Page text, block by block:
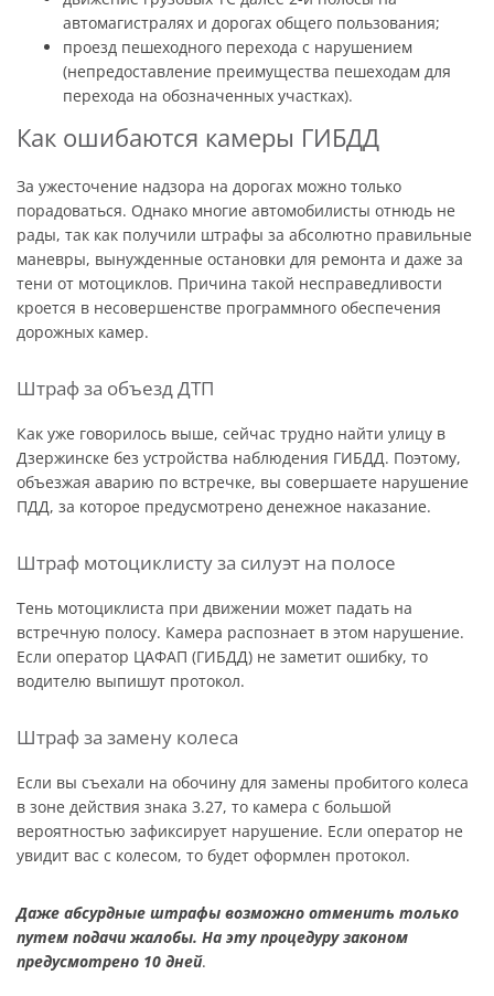
автомагистралях и дорогах общего пользования;
проезд пешеходного перехода с нарушением
(непредоставление преимущества пешеходам для
перехода на обозначенных участках).
Как ошибаются камеры ГИБДД
За ужесточение надзора на дорогах можно только
порадоваться. Однако многие автомобилисты отнюдь не
рады, так как получили штрафы за абсолютно правильные
маневры, вынужденные остановки для ремонта и даже за
тени от мотоциклов. Причина такой несправедливости
кроется в несовершенстве программного обеспечения
дорожных камер.
Штраф за объезд ДТП
Как уже говорилось выше, сейчас трудно найти улицу в
Дзержинске без устройства наблюдения ГИБДД. Поэтому,
объезжая аварию по встречке, вы совершаете нарушение
ПДД, за которое предусмотрено денежное наказание.
Штраф мотоциклисту за силуэт на полосе
Тень мотоциклиста при движении может падать на
встречную полосу. Камера распознает в этом нарушение.
Если оператор ЦАФАП (ГИБДД) не заметит ошибку, то
водителю выпишут протокол.
Штраф за замену колеса
Если вы съехали на обочину для замены пробитого колеса
в зоне действия знака 3.27, то камера с большой
вероятностью зафиксирует нарушение. Если оператор не
увидит вас с колесом, то будет оформлен протокол.
Даже абсурдные штрафы возможно отменить только
путем подачи жалобы. На эту процедуру законом
предусмотрено 10 дней.